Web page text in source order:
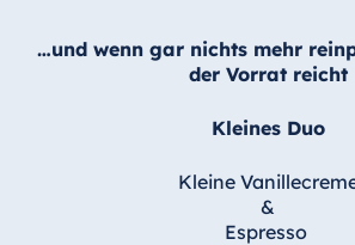
…und wenn gar nichts mehr
der Vorrat reicht
Kleines Duo
Kleine
&
Espresso